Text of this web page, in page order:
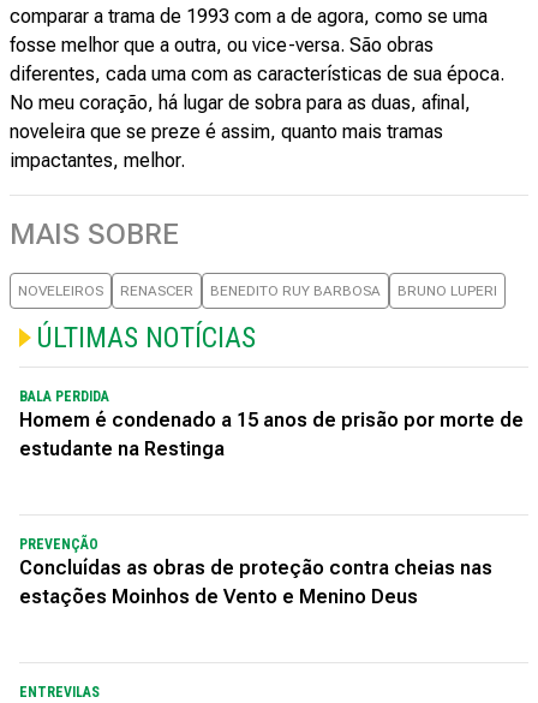
comparar a trama de 1993 com a de agora, como se uma
fosse melhor que a outra, ou vice-versa. São obras
diferentes, cada uma com as características de sua época.
No meu coração, há lugar de sobra para as duas, afinal,
noveleira que se preze é assim, quanto mais tramas
impactantes, melhor.
MAIS SOBRE
NOVELEIROS RENASCER BENEDITO RUY BARBOSA BRUNO LUPERI
ÚLTIMAS NOTÍCIAS
BALA PERDIDA
Homem é condenado a 15 anos de prisão por morte de
estudante na Restinga
PREVENÇÃO
Concluídas as obras de proteção contra cheias nas
estações Moinhos de Vento e Menino Deus
ENTREVILAS